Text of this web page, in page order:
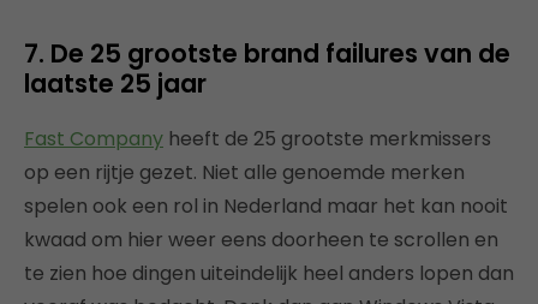
7. De 25 grootste brand failures van de
laatste 25 jaar
Fast Company heeft de 25 grootste merkmissers
op een rijtje gezet. Niet alle genoemde merken
spelen ook een rol in Nederland maar het kan nooit
kwaad om hier weer eens doorheen te scrollen en
te zien hoe dingen uiteindelijk heel anders lopen dan